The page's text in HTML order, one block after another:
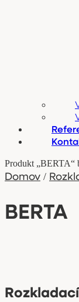
Produkt „BERTA“
Domov /
BERTA